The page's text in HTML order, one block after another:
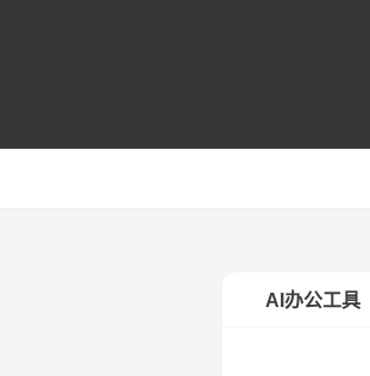
AI办公工具